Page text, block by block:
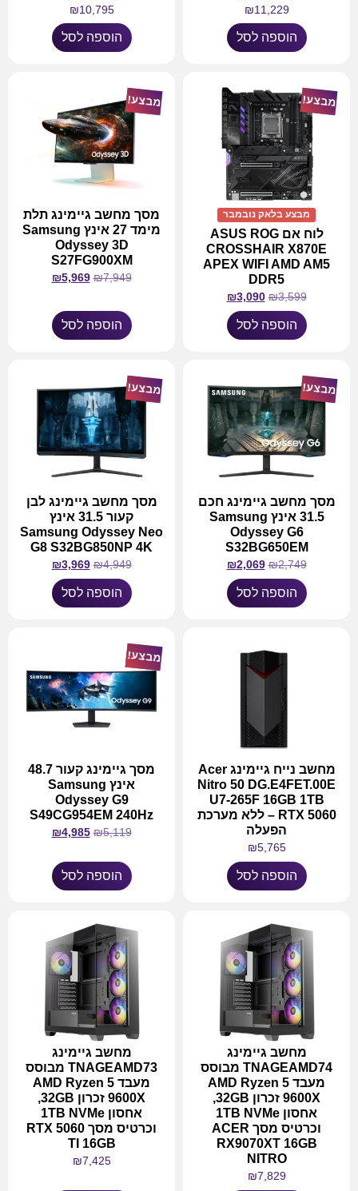
₪11,229
הוספה לסל
₪10,795
הוספה לסל
מבצע!
מבצע בלאק נובמבר
לוח אם ASUS ROG
CROSSHAIR X870E
APEX WIFI AMD AM5
DDR5
₪3,599
₪3,090
הוספה לסל
מבצע!
מסך מחשב גיימינג תלת
מימד 27 אינץ Samsung
Odyssey 3D
S27FG900XM
₪7,949
₪5,969
הוספה לסל
מבצע!
מסך מחשב גיימינג חכם
31.5 אינץ Samsung
Odyssey G6
S32BG650EM
₪2,749
₪2,069
הוספה לסל
מבצע!
מסך מחשב גיימינג לבן
קעור 31.5 אינץ
Samsung Odyssey Neo
G8 S32BG850NP 4K
₪4,949
₪3,969
הוספה לסל
מחשב נייח גיימינג Acer
Nitro 50 DG.E4FET.00E
U7-265F 16GB 1TB
RTX 5060 – ללא מערכת
הפעלה
₪5,765
הוספה לסל
מבצע!
מסך גיימינג קעור 48.7
אינץ Samsung
Odyssey G9
S49CG954EM 240Hz
₪5,119
₪4,985
הוספה לסל
מחשב גיימינג
TNAGEAMD74 מבוסס
מעבד AMD Ryzen 5
9600X זכרון 32GB,
אחסון 1TB NVMe
וכרטיס מסך ACER
RX9070XT 16GB
NITRO
₪7,829
מחשב גיימינג
TNAGEAMD73 מבוסס
מעבד AMD Ryzen 5
9600X זכרון 32GB,
אחסון 1TB NVMe
וכרטיס מסך RTX 5060
TI 16GB
₪7,425